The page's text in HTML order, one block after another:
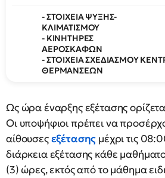
- ΣΤΟΙΧΕΙΑ ΨΥΞΗΣ-
- ΚΙΝΗΤΗΡΕΣ
- ΣΤΟΙΧΕΙΑ ΣΧΕΔΙΑΣΜΟΥ
ΘΕΡΜΑΝΣΕΩΝ
Ως ώρα έναρξης εξέτασης
Οι υποψήφιοι πρέπει να
αίθουσεςεξέτασης μέχρι τις
διάρκεια εξέτασης κάθε
(3) ώρες, εκτός από το μάθημα